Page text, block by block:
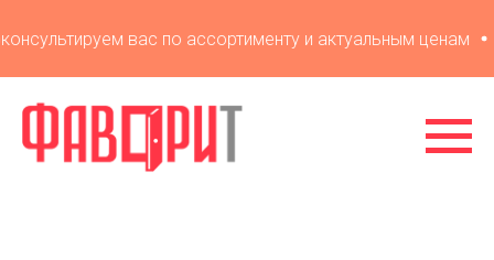
вас по ассортименту и актуальным ценам